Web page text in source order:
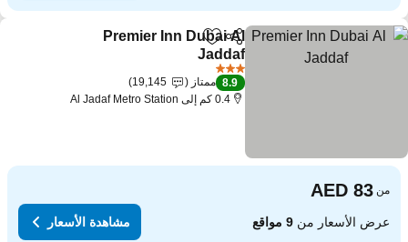
مشاركةAdd to favorites
Premier Inn Dubai Al
Jaddaf
8.9 ممتاز
19,145
0.4 كم إلى Al Jadaf Metro Station
من
عرض الأسعار من9 مواقع مشاهدة الأسعار